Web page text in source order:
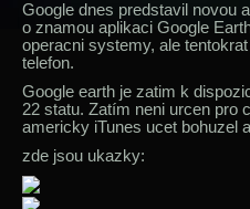
Google dnes predstavil novou
o znamou aplikaci Google
operacni systemy, ale
telefon.
Google earth je zatim k
22 statu. Zatím neni urcen pro
americky iTunes ucet bohuzel
zde jsou ukazky: